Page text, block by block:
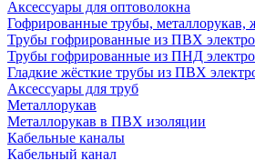
Аксессуары для оптоволокна
Гофрированные трубы, металлорукав,
Трубы гофрированные из ПВХ
Трубы гофрированные из ПНД
Гладкие жёсткие трубы из ПВХ
Аксессуары для труб
Металлорукав
Металлорукав в ПВХ изоляции
Кабельные каналы
Кабельный канал